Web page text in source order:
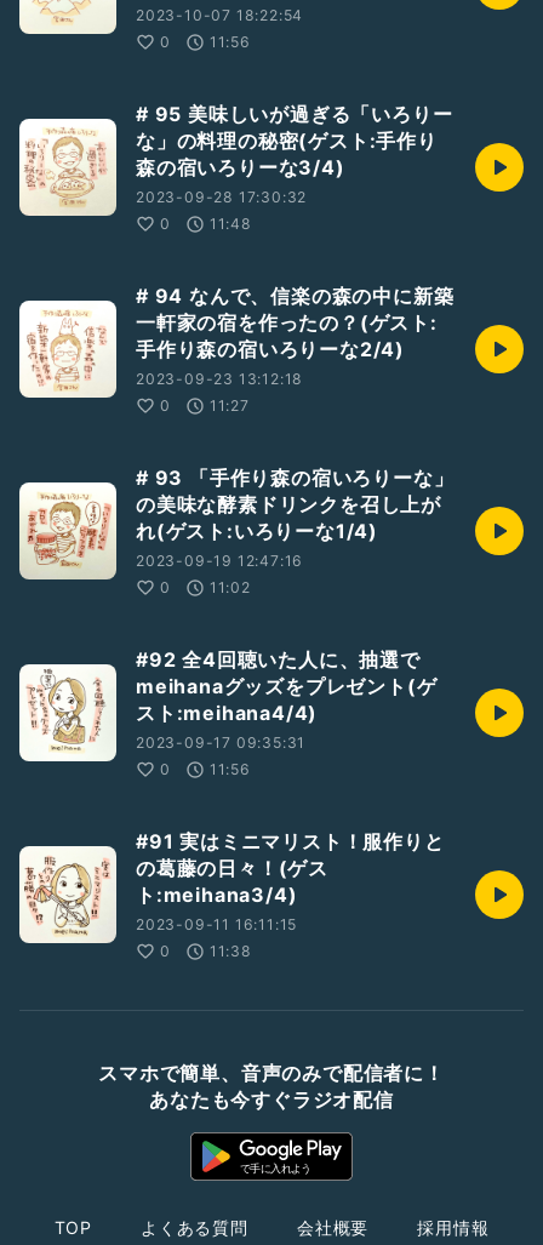
2023-10-07 18:22:54
0
11:56
# 95 美味しいが過ぎる「いろりー
な」の料理の秘密(ゲスト:手作り
森の宿いろりーな3/4)
2023-09-28 17:30:32
0
11:48
# 94 なんで、信楽の森の中に新築
一軒家の宿を作ったの？(ゲスト:
手作り森の宿いろりーな2/4)
2023-09-23 13:12:18
0
11:27
# 93 「手作り森の宿いろりーな」
の美味な酵素ドリンクを召し上が
れ(ゲスト:いろりーな1/4)
2023-09-19 12:47:16
0
11:02
#92 全4回聴いた人に、抽選で
meihanaグッズをプレゼント(ゲ
スト:meihana4/4)
2023-09-17 09:35:31
0
11:56
#91 実はミニマリスト！服作りと
の葛藤の日々！(ゲス
ト:meihana3/4)
2023-09-11 16:11:15
0
11:38
スマホで簡単、音声のみで配信者に！
あなたも今すぐラジオ配信
TOP よくある質問 会社概要 採用情報